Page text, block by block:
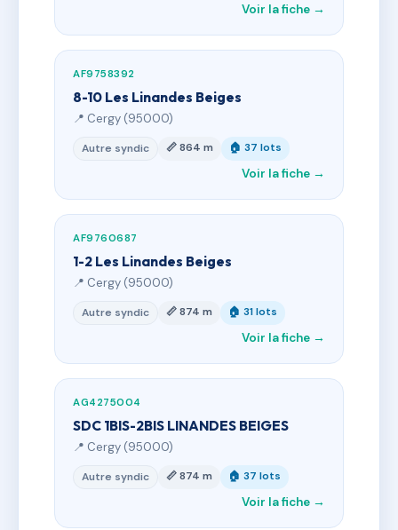
Voir la fiche →
AF9758392
8-10 Les Linandes Beiges
📍 Cergy (95000)
Autre syndic 📏 864 m 🏠 37 lots
Voir la fiche →
AF9760687
1-2 Les Linandes Beiges
📍 Cergy (95000)
Autre syndic 📏 874 m 🏠 31 lots
Voir la fiche →
AG4275004
SDC 1BIS-2BIS LINANDES BEIGES
📍 Cergy (95000)
Autre syndic 📏 874 m 🏠 37 lots
Voir la fiche →